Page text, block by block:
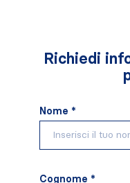
Richiedi
Nome *
Cognome *